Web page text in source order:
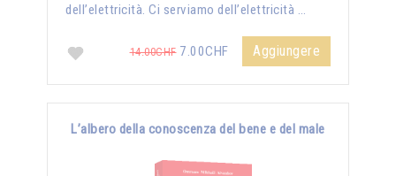
dell’elettricità. Ci serviamo dell’elettricità …
14.00CHF7.00CHF Aggiungere
L’albero della conoscenza del bene e del male